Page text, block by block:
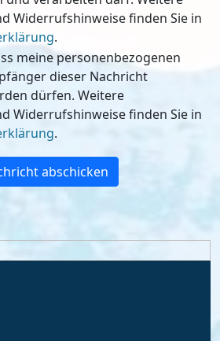
Widerrufshinweise finden Sie in
.
meine personenbezogenen
dieser Nachricht
Widerrufshinweise finden Sie in
.
abschicken